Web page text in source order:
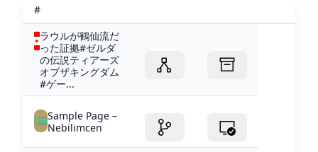
#
ラウルが鶴仙流だ
った証拠#ゼルダ
の伝説ティアーズ
オブザキングダム
#ゲー...
Sample Page –
Nebilimcen